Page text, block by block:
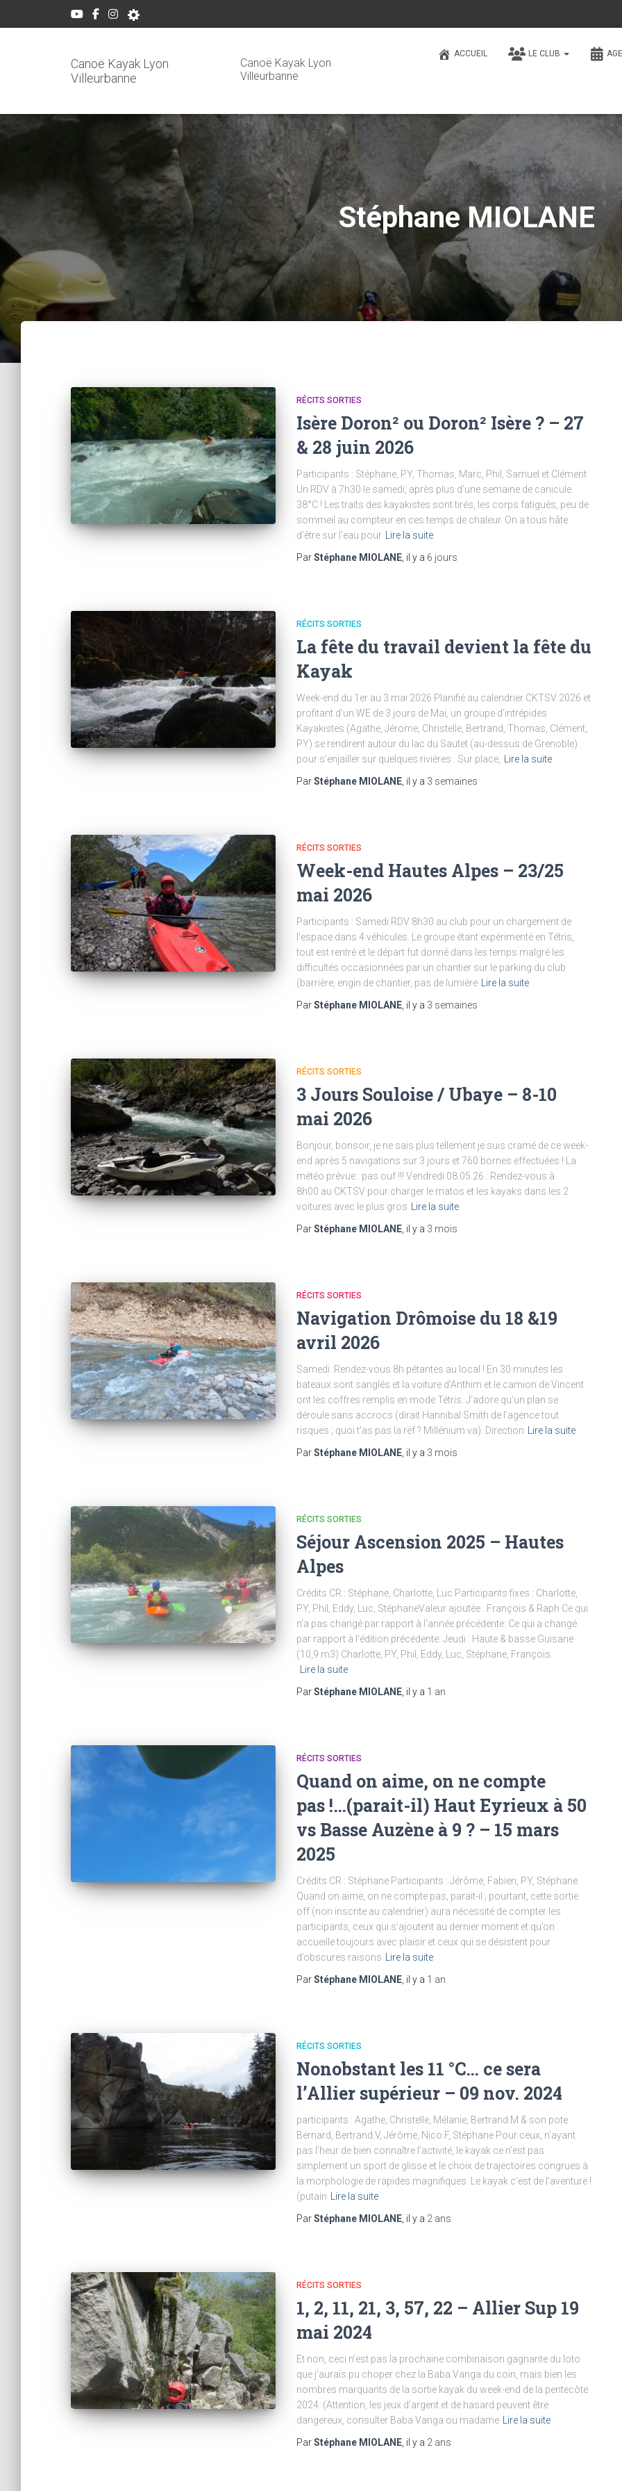
Canoë Kayak Lyon
Villeurbanne
Canoë Kayak Lyon
Villeurbanne
ACCUEIL LE CLUB
Stéphane MIOLANE
RÉCITS SORTIES
Isère Doron² ou Doron² Isère ? – 27
& 28 juin 2026
Participants : Stéphane, PY, Thomas, Marc, Phil, Samuel et Clément
Un RDV à 7h30 le samedi, après plus d’une semaine de canicule.
38°C ! Les traits des kayakistes sont tirés, les corps fatigués, peu de
sommeil au compteur en ces temps de chaleur. On a tous hâte
d’être sur l’eau pour
Lire la suite
ParStéphane MIOLANE , il y a 6 jours
RÉCITS SORTIES
La fête du travail devient la fête du
Kayak
Week-end du 1er au 3 mai 2026 Planifié au calendrier CKTSV 2026 et
profitant d’un WE de 3 jours de Mai, un groupe d’intrépides
Kayakistes (Agathe, Jérome, Christelle, Bertrand, Thomas, Clément,
PY) se rendirent autour du lac du Sautet (au-dessus de Grenoble)
pour s’enjailler sur quelques rivières : Sur place,
Lire la suite
ParStéphane MIOLANE , il y a 3 semaines
RÉCITS SORTIES
Week-end Hautes Alpes – 23/25
mai 2026
Participants : Samedi RDV 8h30 au club pour un chargement de
l’espace dans 4 véhicules. Le groupe étant expérimenté en Tétris,
tout est rentré et le départ fut donné dans les temps malgré les
difficultés occasionnées par un chantier sur le parking du club
(barrière, engin de chantier, pas de lumière
Lire la suite
ParStéphane MIOLANE , il y a 3 semaines
RÉCITS SORTIES
3 Jours Souloise / Ubaye – 8-10
mai 2026
Bonjour, bonsoir, je ne sais plus tellement je suis cramé de ce week-
end après 5 navigations sur 3 jours et 760 bornes effectuées ! La
météo prévue : pas ouf !!! Vendredi 08.05.26 : Rendez-vous à
8h00 au CKTSV pour charger le matos et les kayaks dans les 2
voitures avec le plus gros
Lire la suite
ParStéphane MIOLANE , il y a 3 mois
RÉCITS SORTIES
Navigation Drômoise du 18 &19
avril 2026
Samedi :Rendez-vous 8h pétantes au local ! En 30 minutes les
bateaux sont sanglés et la voiture d’Anthim et le camion de Vincent
ont les coffres remplis en mode Tétris. J’adore qu’un plan se
déroule sans accrocs (dirait Hannibal Smith de l’agence tout
risques ; quoi t’as pas la réf ? Millénium va). Direction
Lire la suite
ParStéphane MIOLANE , il y a 3 mois
RÉCITS SORTIES
Séjour Ascension 2025 – Hautes
Alpes
Crédits CR : Stéphane, Charlotte, Luc Participants fixes : Charlotte,
PY, Phil, Eddy, Luc, StéphaneValeur ajoutée : François & Raph Ce qui
n’a pas changé par rapport à l’année précédente: Ce qui a changé
par rapport à l’édition précédente: Jeudi : Haute & basse Guisane
(10,9 m3) Charlotte, PY, Phil, Eddy, Luc, Stéphane, François.
Lire la suite
ParStéphane MIOLANE , il y a 1 an
RÉCITS SORTIES
Quand on aime, on ne compte
pas !…(parait-il) Haut Eyrieux à 50
vs Basse Auzène à 9 ? – 15 mars
2025
Crédits CR : Stéphane Participants : Jérôme, Fabien, PY, Stéphane
Quand on aime, on ne compte pas, parait-il ; pourtant, cette sortie
off (non inscrite au calendrier) aura nécessité de compter les
participants, ceux qui s’ajoutent au dernier moment et qu’on
accueille toujours avec plaisir et ceux qui se désistent pour
d’obscures raisons
Lire la suite
ParStéphane MIOLANE , il y a 1 an
RÉCITS SORTIES
Nonobstant les 11 °C… ce sera
l’Allier supérieur – 09 nov. 2024
participants : Agathe, Christelle, Mélanie, Bertrand.M & son pote
Bernard, Bertrand.V, Jérôme, Nico.F, Stéphane Pour ceux, n’ayant
pas l’heur de bien connaître l’activité, le kayak ce n’est pas
simplement un sport de glisse et le choix de trajectoires congrues à
la morphologie de rapides magnifiques. Le kayak c’est de l’aventure !
(putain
Lire la suite
ParStéphane MIOLANE , il y a 2 ans
RÉCITS SORTIES
1, 2, 11, 21, 3, 57, 22 – Allier Sup 19
mai 2024
Et non, ceci n’est pas la prochaine combinaison gagnante du loto
que j’aurais pu choper chez la Baba Vanga du coin, mais bien les
nombres marquants de la sortie kayak du week-end de la pentecôte
2024. (Attention, les jeux d’argent et de hasard peuvent être
dangereux, consulter Baba Vanga ou madame
Lire la suite
ParStéphane MIOLANE , il y a 2 ans